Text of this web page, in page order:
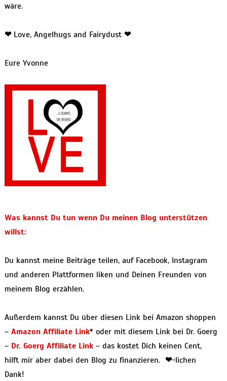
wäre.
❤ Love, Angelhugs and Fairydust ❤
Eure Yvonne
Was kannst Du tun wenn Du meinen Blog unterstützen
willst:
Du kannst meine Beiträge teilen, auf Facebook, Instagram
und anderen Plattformen liken und Deinen Freunden von
meinem Blog erzählen.
Außerdem kannst Du über diesen Link bei Amazon shoppen
– Amazon Affiliate Link* oder mit diesem Link bei Dr. Goerg
– Dr. Goerg Affiliate Link– das kostet Dich keinen Cent,
hilft mir aber dabei den Blog zu finanzieren. ❤-lichen
Dank!